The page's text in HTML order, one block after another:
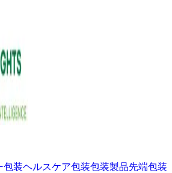
包装ヘルスケア包装包装製品先端包装